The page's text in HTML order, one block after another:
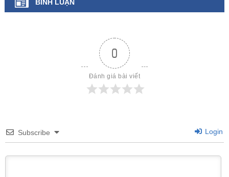
BÌNH LUẬN
0
Đánh giá bài viết
Subscribe Login